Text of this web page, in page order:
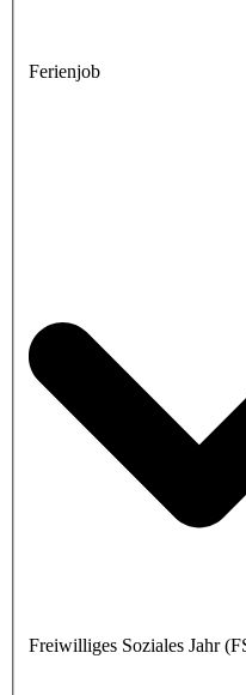
Ferienjob
Freiwilliges Soziales Jahr